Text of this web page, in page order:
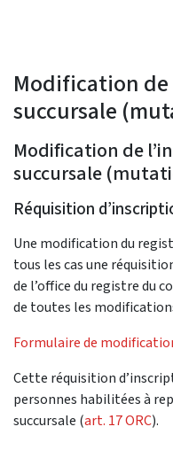
Modification de
succursale
Modification de
succursale
Réquisition
Une modification du
tous les cas une
de l’office du registre du
de toutes les
Formulaire de
Cette réquisition
personnes habilitées à
succursale (art. 17 ORC).